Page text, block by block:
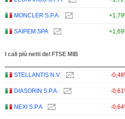
MONCLER S.P.A.
SAIPEM SPA
I cali più netti del FTSE MIB
STELLANTIS N.V. -
DIASORIN S.P.A. -
NEXI S.P.A -